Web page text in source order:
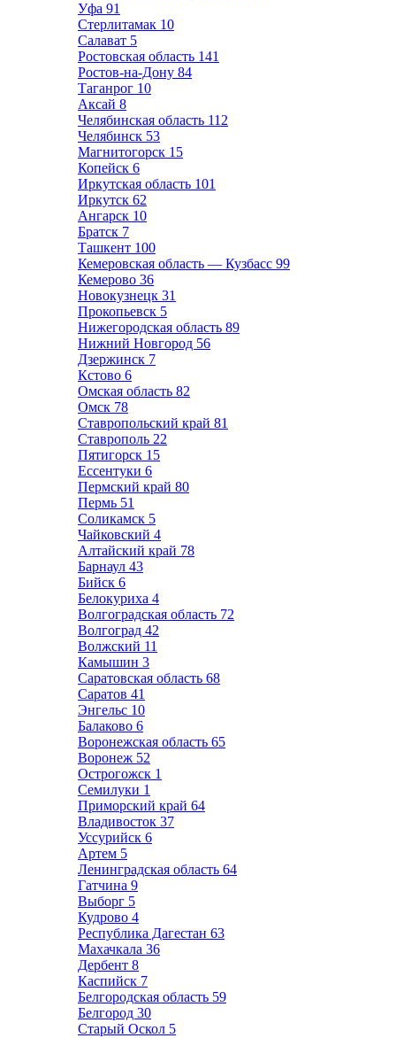
Уфа 91
Стерлитамак 10
Салават 5
Ростовская область 141
Ростов-на-Дону 84
Таганрог 10
Аксай 8
Челябинская область 112
Челябинск 53
Магнитогорск 15
Копейск 6
Иркутская область 101
Иркутск 62
Ангарск 10
Братск 7
Ташкент 100
Кемеровская область — Кузбасс 99
Кемерово 36
Новокузнецк 31
Прокопьевск 5
Нижегородская область 89
Нижний Новгород 56
Дзержинск 7
Кстово 6
Омская область 82
Омск 78
Ставропольский край 81
Ставрополь 22
Пятигорск 15
Ессентуки 6
Пермский край 80
Пермь 51
Соликамск 5
Чайковский 4
Алтайский край 78
Барнаул 43
Бийск 6
Белокуриха 4
Волгоградская область 72
Волгоград 42
Волжский 11
Камышин 3
Саратовская область 68
Саратов 41
Энгельс 10
Балаково 6
Воронежская область 65
Воронеж 52
Острогожск 1
Семилуки 1
Приморский край 64
Владивосток 37
Уссурийск 6
Артем 5
Ленинградская область 64
Гатчина 9
Выборг 5
Кудрово 4
Республика Дагестан 63
Махачкала 36
Дербент 8
Каспийск 7
Белгородская область 59
Белгород 30
Старый Оскол 5